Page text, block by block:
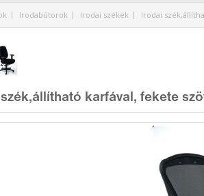
Irodabútorok Irodai székek Irodai
szék,állítható karfával, fekete